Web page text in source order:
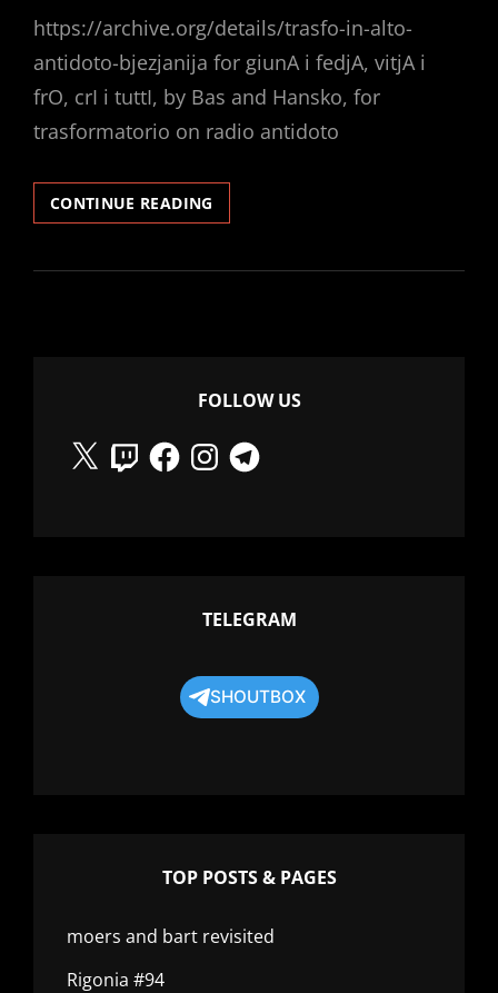
https://archive.org/details/trasfo-in-alto-
antidoto-bjezjanija for giunA i fedjA, vitjA i
frO, crI i tuttI, by Bas and Hansko, for
trasformatorio on radio antidoto
CONTINUE READING
I
FOR
FOLLOW US
X
TwitchFacebookInstagramTelegram
TELEGRAM
SHOUTBOX
TOP POSTS & PAGES
moers and bart revisited
Rigonia #94